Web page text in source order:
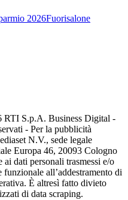
2026Fuorisalone
RTI S.p.A. Business Digital -
- Per la pubblicità
N.V., sede legale
Europa 46, 20093 Cologno
ai dati personali trasmessi e/o
all’addestramento di
È altresì fatto divieto
di data scraping.